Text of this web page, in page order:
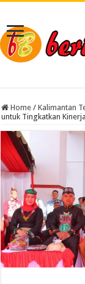
Home / Kalimantan
untuk Tingkatkan